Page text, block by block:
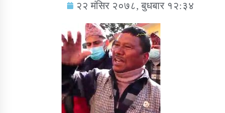
सामाजिक बिकास कार्यालय जुम्लाकाे सुचना
२२ मंसिर २०७८, बुधबार १२:३४